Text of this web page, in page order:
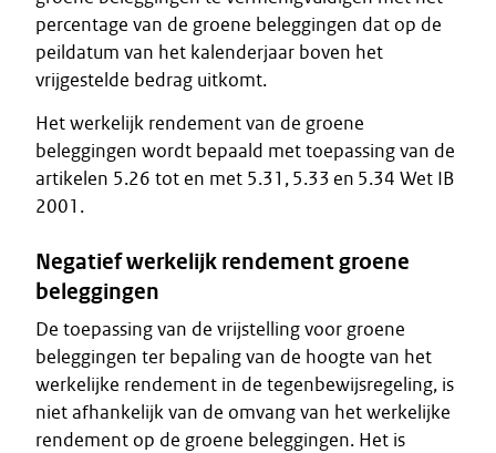
percentage van de groene beleggingen dat op de
peildatum van het kalenderjaar boven het
vrijgestelde bedrag uitkomt.
Het werkelijk rendement van de groene
beleggingen wordt bepaald met toepassing van de
artikelen 5.26 tot en met 5.31, 5.33 en 5.34 Wet IB
2001.
Negatief werkelijk rendement groene
beleggingen
De toepassing van de vrijstelling voor groene
beleggingen ter bepaling van de hoogte van het
werkelijke rendement in de tegenbewijsregeling, is
niet afhankelijk van de omvang van het werkelijke
rendement op de groene beleggingen. Het is